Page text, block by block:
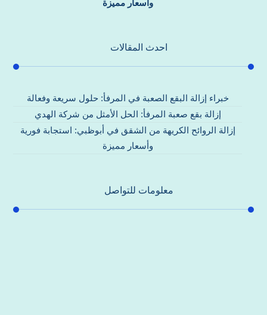
وأسعار مميزة
احدث المقالات
خبراء إزالة البقع الصعبة في المرفأ: حلول سريعة وفعالة
إزالة بقع صعبة المرفأ: الحل الأمثل من شركة الهدي
إزالة الروائح الكريهة من الشقق في أبوظبي: استجابة فورية
وأسعار مميزة
معلومات للتواصل